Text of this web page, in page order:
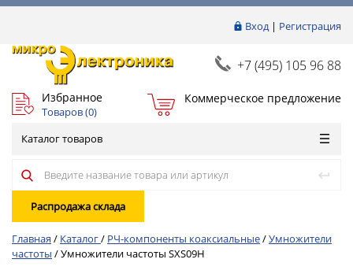
Вход| Регистрация
+7 (495) 105 96 88
Избранное
Товаров (0)
Коммерческое предложение
Каталог товаров
Распродажа склада
Главная / Каталог/ РЧ-компоненты коаксиальные/Умножители
частоты /Умножители частоты SXS09H